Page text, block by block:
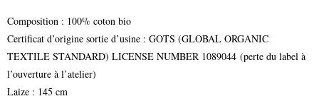
Composition : 100% coton bio
Certificat d’origine sortie d’usine : GOTS (GLOBAL ORGANIC
TEXTILE STANDARD) LICENSE NUMBER 1089044 (perte du label à
l’ouverture à l’atelier)
Laize : 145 cm